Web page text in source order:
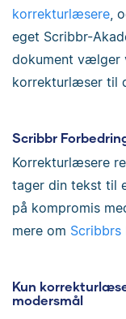
korrekturlæsere,
eget Scribbr-
dokument vælger
korrekturlæser til
Scribbr
Korrekturlæsere
tager din tekst til
på kompromis
mere om Scribbrs
Kun
modersmål